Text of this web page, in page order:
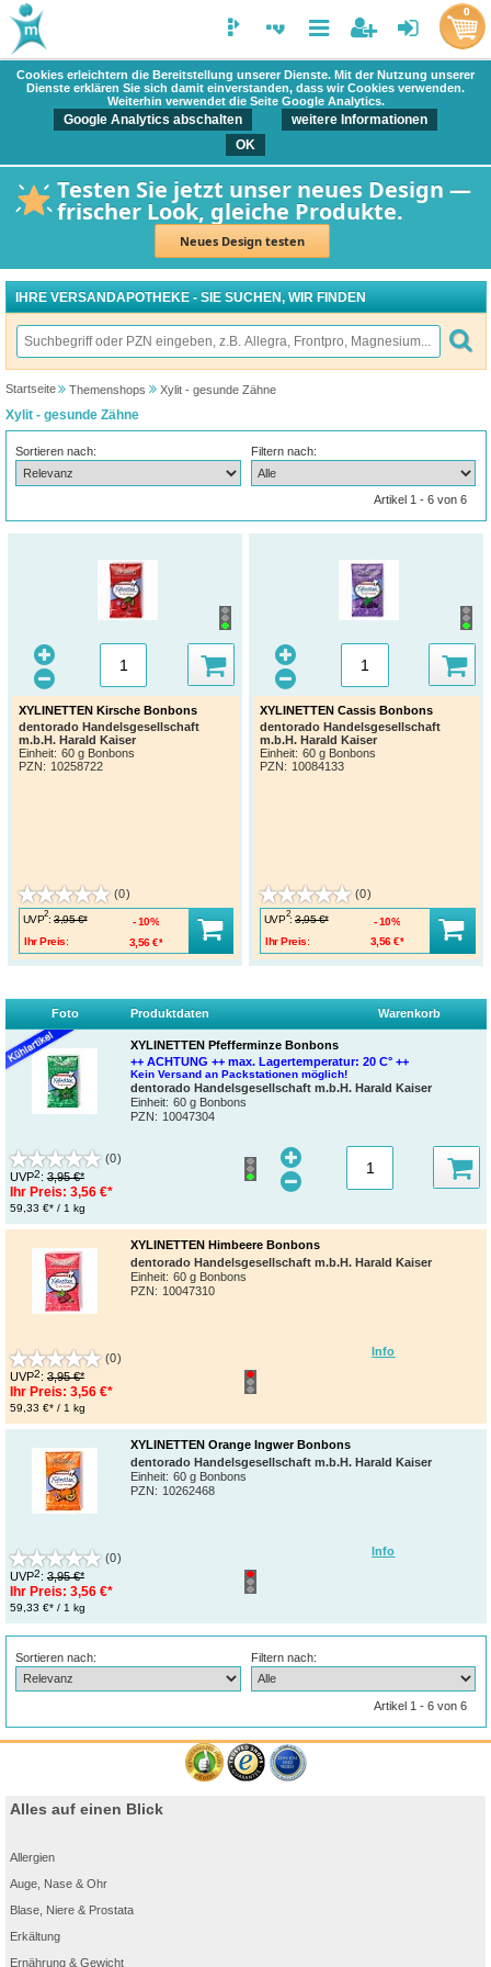
Cookies erleichtern die Bereitstellung unserer Dienste. Mit der Nutzung unserer
Dienste erklären Sie sich damit einverstanden, dass wir Cookies verwenden.
Weiterhin verwendet die Seite Google Analytics.
Google Analytics abschalten
weitere Informationen
OK
Testen Sie jetzt unser neues Design —
frischer Look, gleiche Produkte.
Neues Design testen
0
IHRE VERSANDAPOTHEKE - SIE SUCHEN, WIR FINDEN
Startseite Themenshops Xylit - gesunde Zähne
Xylit - gesunde Zähne
Sortieren nach: Filtern nach:
Artikel 1 - 6 von 6
XYLINETTEN Kirsche Bonbons
dentorado Handelsgesellschaft
m.b.H. Harald Kaiser
Einheit: 60 g Bonbons
PZN : 10258722
(0)
UVP
2
: 3,95 €*
Ihr Preis:
3,56 €*
10%
XYLINETTEN Cassis Bonbons
dentorado Handelsgesellschaft
m.b.H. Harald Kaiser
Einheit: 60 g Bonbons
PZN : 10084133
(0)
UVP
2
: 3,95 €*
Ihr Preis:
3,56 €*
10%
Foto Produktdaten Warenkorb
XYLINETTEN Pfefferminze Bonbons
++ ACHTUNG ++ max. Lagertemperatur: 20 C° ++
Kein Versand an Packstationen möglich!
dentorado Handelsgesellschaft m.b.H. Harald Kaiser
Einheit: 60 g Bonbons
PZN: 10047304
(0)
UVP2: 3,95 €*
Ihr Preis: 3,56 €*
59,33 €* / 1 kg
Info
XYLINETTEN Himbeere Bonbons
dentorado Handelsgesellschaft m.b.H. Harald Kaiser
Einheit: 60 g Bonbons
PZN: 10047310
(0)
UVP2: 3,95 €*
Ihr Preis: 3,56 €*
59,33 €* / 1 kg
Info
XYLINETTEN Orange Ingwer Bonbons
dentorado Handelsgesellschaft m.b.H. Harald Kaiser
Einheit: 60 g Bonbons
PZN: 10262468
(0)
UVP2: 3,95 €*
Ihr Preis: 3,56 €*
59,33 €* / 1 kg
Sortieren nach: Filtern nach:
Artikel 1 - 6 von 6
Alles auf einen Blick
Allergien
Auge, Nase & Ohr
Blase, Niere & Prostata
Erkältung
Ernährung & Gewicht